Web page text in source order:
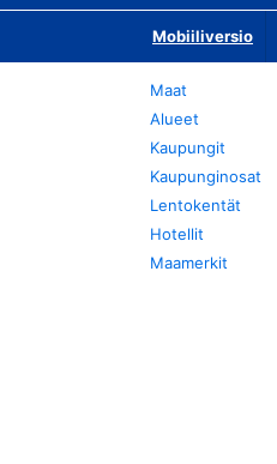
Mobiiliversio
Maat
Alueet
Kaupungit
Kaupunginosat
Lentokentät
Hotellit
Maamerkit